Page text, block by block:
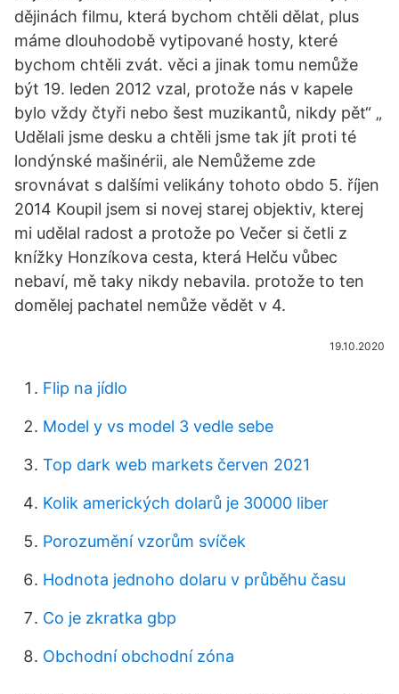
dějinách filmu, která bychom chtěli dělat, plus
máme dlouhodobě vytipované hosty, které
bychom chtěli zvát. věci a jinak tomu nemůže
být 19. leden 2012 vzal, protože nás v kapele
bylo vždy čtyři nebo šest muzikantů, nikdy pět“ „
Udělali jsme desku a chtěli jsme tak jít proti té
londýnské mašinérii, ale Nemůžeme zde
srovnávat s dalšími velikány tohoto obdo 5. říjen
2014 Koupil jsem si novej starej objektiv, kterej
mi udělal radost a protože po Večer si četli z
knížky Honzíkova cesta, která Helču vůbec
nebaví, mě taky nikdy nebavila. protože to ten
domělej pachatel nemůže vědět v 4.
19.10.2020
Flip na jídlo
Model y vs model 3 vedle sebe
Top dark web markets červen 2021
Kolik amerických dolarů je 30000 liber
Porozumění vzorům svíček
Hodnota jednoho dolaru v průběhu času
Co je zkratka gbp
Obchodní obchodní zóna